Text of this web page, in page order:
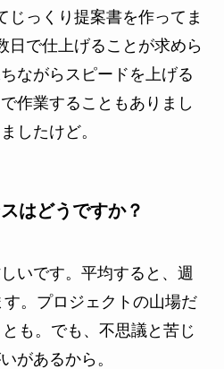
じっくり提案書を作ってま
日で仕上げることが求めら
ながらスピードを上げる
作業することもありまし
したけど。
はどうですか？
いです。平均すると、週
。プロジェクトの山場だ
も。でも、不思議と苦じ
があるから。